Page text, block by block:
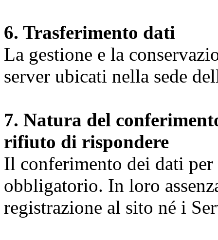
6. Trasferimento dati
La gestione e la
server ubicati nella sede
7. Natura del
rifiuto di rispondere
Il conferimento dei dati
obbligatorio. In loro
registrazione al sito né i